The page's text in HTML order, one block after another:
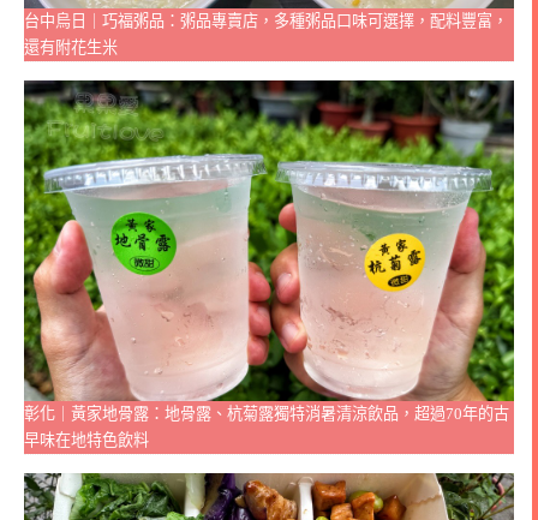
台中烏日｜巧福粥品：粥品專賣店，多種粥品口味可選擇，配料豐富，
還有附花生米
彰化｜黃家地骨露：地骨露、杭菊露獨特消暑清涼飲品，超過70年的古
早味在地特色飲料